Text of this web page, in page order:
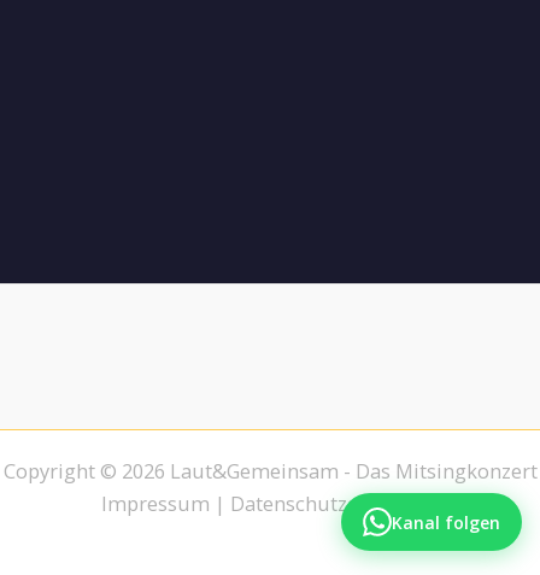
Copyright © 2026 Laut&Gemeinsam - Das Mitsingkonzert
Impressum | Datenschutzerklärung
Kanal folgen